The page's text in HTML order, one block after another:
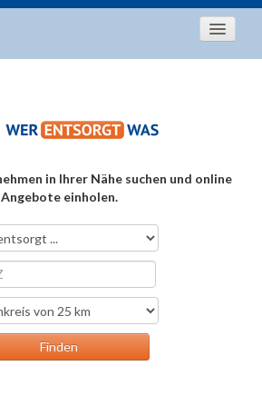
Entsorgungstipps
Über uns
in Ihrer Nähe suchen und online
Angebote einholen.